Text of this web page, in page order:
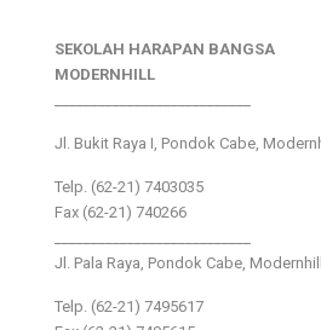
SEKOLAH HARAPAN BANGSA
MODERNHILL
Jl. Bukit Raya I, Pondok Cabe,
Telp. (62-21) 7403035
Fax (62-21) 740266
Jl. Pala Raya, Pondok Cabe,
Telp. (62-21) 7495617